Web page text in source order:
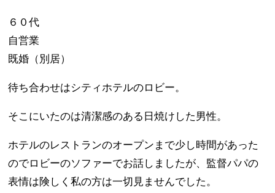
６０代
自営業
既婚（別居）
待ち合わせはシティホテルのロビー。
そこにいたのは清潔感のある日焼けした男性。
ホテルのレストランのオープンまで少し時間があった
のでロビーのソファーでお話しましたが、監督パパの
表情は険しく私の方は一切見ませんでした。